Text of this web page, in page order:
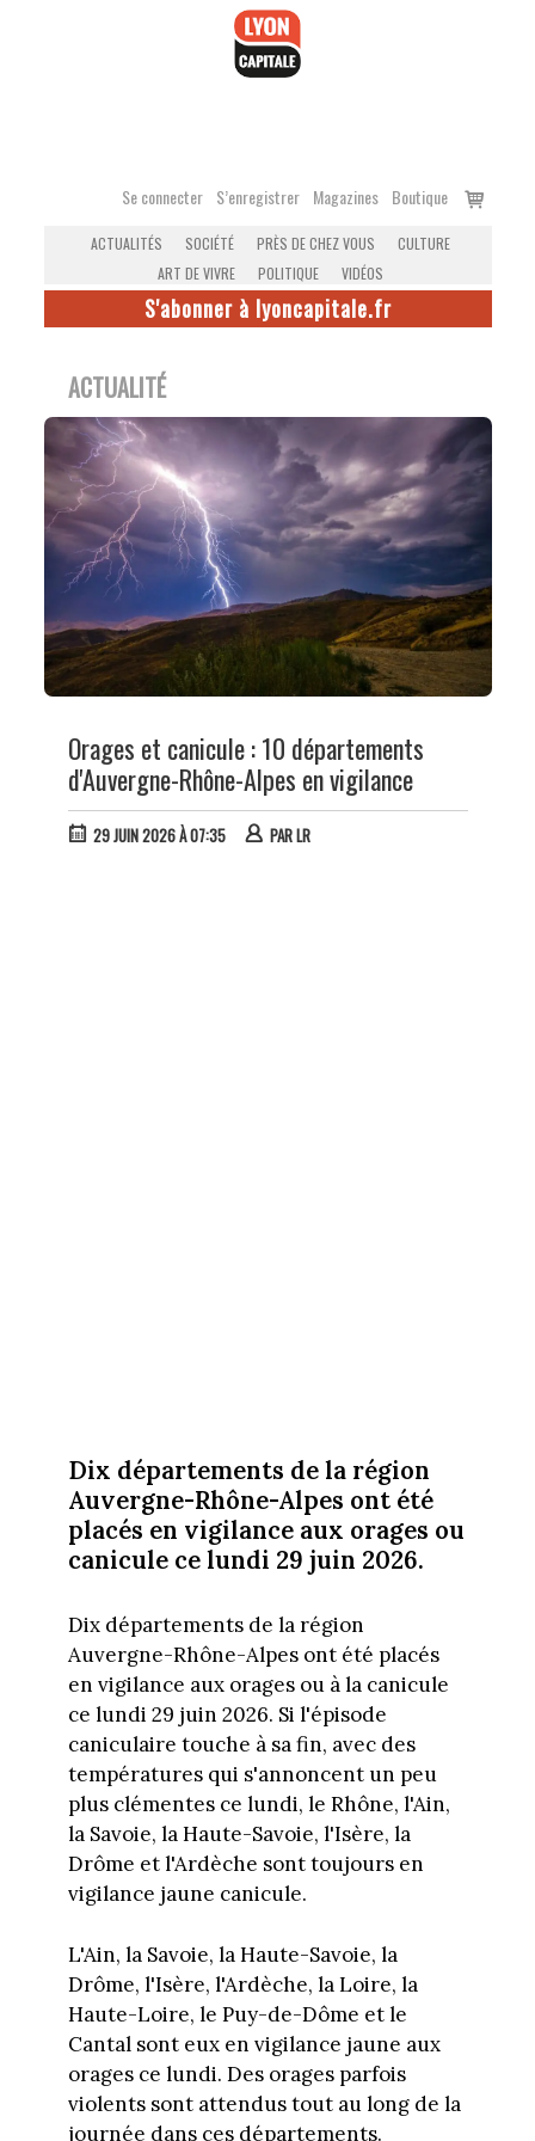
Se connecter S’enregistrer Magazines Boutique
Voir
ACTUALITÉS SOCIÉTÉ PRÈS DE CHEZ VOUS
CULTURE
ART DE VIVRE
POLITIQUE VIDÉOS
S'abonner à lyoncapitale.fr
ACTUALITÉ
Orages et canicule : 10 départements
d'Auvergne-Rhône-Alpes en vigilance
29 JUIN 2026 À 07:35 PARLR
Dix départements de la région
Auvergne-Rhône-Alpes ont été
placés en vigilance aux orages ou
canicule ce lundi 29 juin 2026.
Dix départements de la région
Auvergne-Rhône-Alpes ont été placés
en vigilance aux orages ou à la canicule
ce lundi 29 juin 2026. Si l'épisode
caniculaire touche à sa fin, avec des
températures qui s'annoncent un peu
plus clémentes ce lundi, le Rhône, l'Ain,
la Savoie, la Haute-Savoie, l'Isère, la
Drôme et l'Ardèche sont toujours en
vigilance jaune canicule.
L'Ain, la Savoie, la Haute-Savoie, la
Drôme, l'Isère, l'Ardèche, la Loire, la
Haute-Loire, le Puy-de-Dôme et le
Cantal sont eux en vigilance jaune aux
orages ce lundi. Des orages parfois
violents sont attendus tout au long de la
journée dans ces départements.